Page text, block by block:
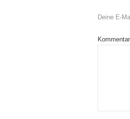
Deine E-
Kommentar